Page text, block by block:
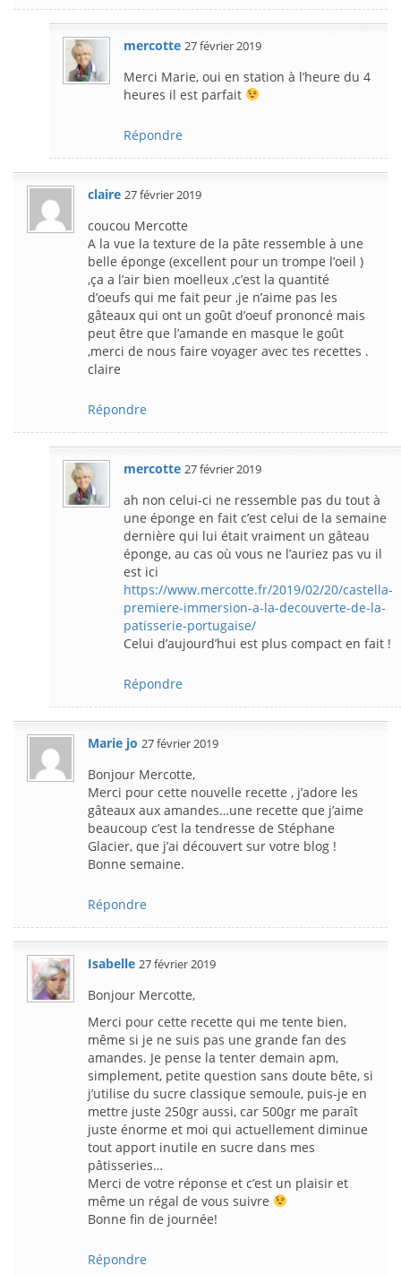
mercotte 27 février 2019
Merci Marie, oui en station à l’heure du 4
heures il est parfait
Répondre
claire 27 février 2019
coucou Mercotte
A la vue la texture de la pâte ressemble à une
belle éponge (excellent pour un trompe l’oeil )
,ça a l’air bien moelleux ,c’est la quantité
d’oeufs qui me fait peur ,je n’aime pas les
gâteaux qui ont un goût d’oeuf prononcé mais
peut être que l’amande en masque le goût
,merci de nous faire voyager avec tes recettes .
claire
Répondre
mercotte 27 février 2019
ah non celui-ci ne ressemble pas du tout à
une éponge en fait c’est celui de la semaine
dernière qui lui était vraiment un gâteau
éponge, au cas où vous ne l’auriez pas vu il
est ici
https://www.mercotte.fr/2019/02/20/castella-
premiere-immersion-a-la-decouverte-de-la-
patisserie-portugaise/
Celui d’aujourd’hui est plus compact en fait !
Répondre
Marie jo 27 février 2019
Bonjour Mercotte,
Merci pour cette nouvelle recette , j’adore les
gâteaux aux amandes…une recette que j’aime
beaucoup c’est la tendresse de Stéphane
Glacier, que j’ai découvert sur votre blog !
Bonne semaine.
Répondre
Isabelle 27 février 2019
Bonjour Mercotte,
Merci pour cette recette qui me tente bien,
même si je ne suis pas une grande fan des
amandes. Je pense la tenter demain apm,
simplement, petite question sans doute bête, si
j’utilise du sucre classique semoule, puis-je en
mettre juste 250gr aussi, car 500gr me paraît
juste énorme et moi qui actuellement diminue
tout apport inutile en sucre dans mes
pâtisseries…
Merci de votre réponse et c’est un plaisir et
même un régal de vous suivre
Bonne fin de journée!
Répondre